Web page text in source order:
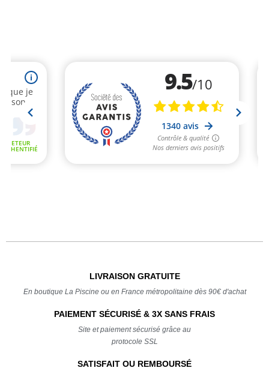
LIVRAISON GRATUITE
En boutique La Piscine ou en France métropolitaine dès 90€ d'achat
PAIEMENT SÉCURISÉ & 3X SANS FRAIS
Site et paiement sécurisé grâce au
protocole SSL
SATISFAIT OU REMBOURSÉ